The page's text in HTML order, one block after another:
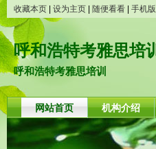
收藏本页 设为主页 随便看看 手机版
呼和浩特考雅思培训
呼和浩特考雅思培训
网站首页 机构介绍